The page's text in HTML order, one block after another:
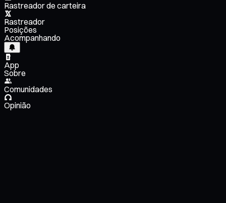
Rastreador de carteira
Rastreador
Posições
Acompanhando
App
Sobre
Comunidades
Opinião